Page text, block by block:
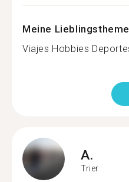
Meine
Viajes Hobbies
A.
Trier